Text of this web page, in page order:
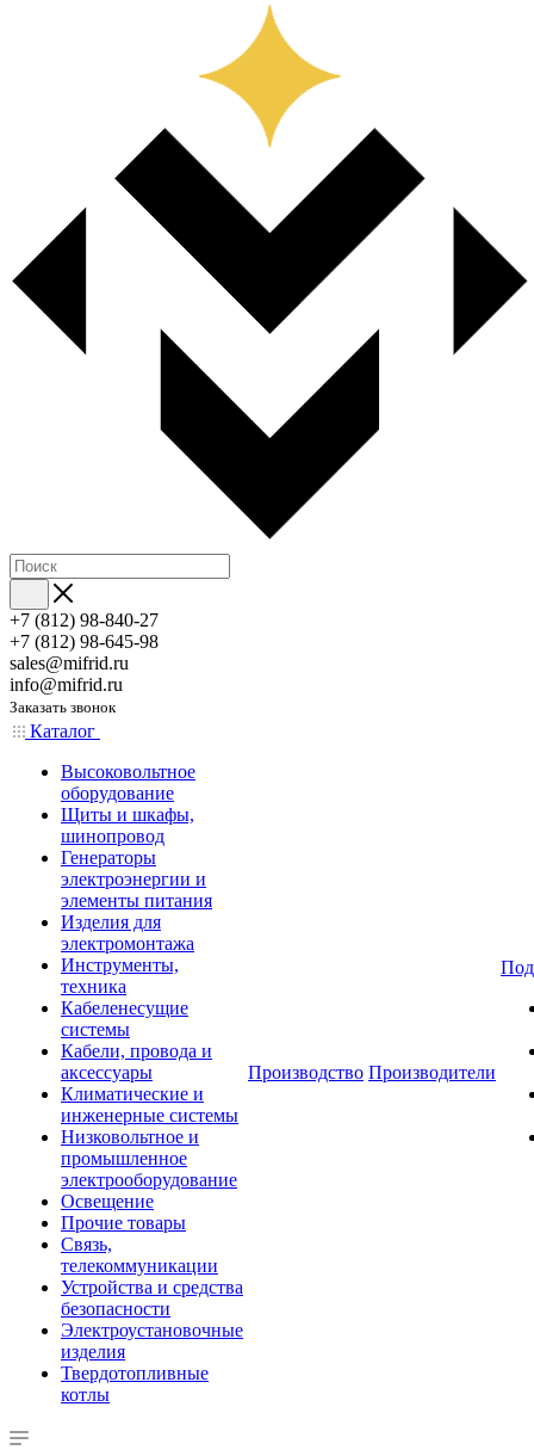
+7 (812) 98-840-27
+7 (812) 98-645-98
sales@mifrid.ru
info@mifrid.ru
Заказать звонок
Каталог
Высоковольтное
оборудование
Щиты и шкафы,
шинопровод
Генераторы
электроэнергии и
элементы питания
Изделия для
электромонтажа
Инструменты,
техника
Кабеленесущие
системы
Кабели, провода и
аксессуары
Климатические и
инженерные системы
Низковольтное и
промышленное
электрооборудование
Освещение
Прочие товары
Связь,
телекоммуникации
Устройства и средства
безопасности
Электроустановочные
изделия
Твердотопливные
котлы
Производство Производители